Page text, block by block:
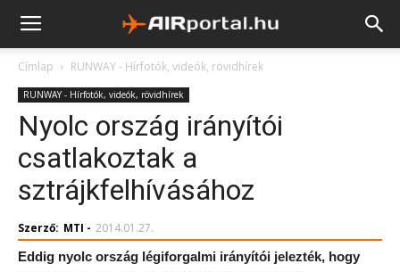
Címlap RUNWAY - Hírfotók, videók, rövidhírek
RUNWAY - Hírfotók, videók, rövidhírek
Nyolc ország irányítói
csatlakoztak a
sztrájkfelhívásához
Szerző: MTI - 2014.01.27.
Eddig nyolc ország légiforgalmi irányítói jelezték, hogy